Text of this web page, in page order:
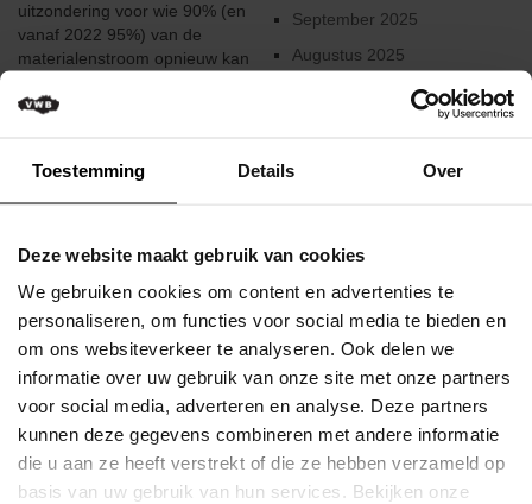
Toestemming Details Over
Deze website maakt gebruik van cookies
We gebruiken cookies om content en advertenties te
personaliseren, om functies voor social media te bieden en
om ons websiteverkeer te analyseren. Ook delen we
informatie over uw gebruik van onze site met onze partners
voor social media, adverteren en analyse. Deze partners
kunnen deze gegevens combineren met andere informatie
die u aan ze heeft verstrekt of die ze hebben verzameld op
basis van uw gebruik van hun services. Bekijken onze
Media
&
Flandrienne
VWB
Nieuws
Actueel
Artikels
Veelgestelde
vragen
/
FAQ
uitzondering voor wie 90% (en
vanaf 2022 95%) van de
materialenstroom opnieuw kan
Gepubliceerd op 24 Oktober 2019
JE ELEKTRISCHE
FIETS OPDRIJVEN,
EEN GOED IDEE?
Het opdrijven van elektrische
fietsen is een fenomeen dat we
steeds vaker tegenkomen. Een
gewone elektrische fiets (e-bike)
ondersteunt de fietser tot een
September 2025
Augustus 2025
Augustus 2024
Juni 2024
Mei 2024
Maart 2024
Februari 2024
December 2023
Oktober 2023